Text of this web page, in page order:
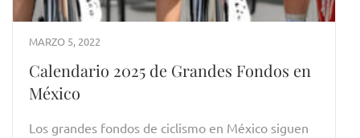
MARZO 5, 2022
Calendario 2025 de Grandes Fondos en
México
Los grandes fondos de ciclismo en México siguen